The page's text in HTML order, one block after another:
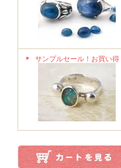
サンプルセール！お買い得